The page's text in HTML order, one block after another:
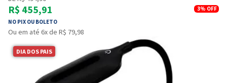
R$ 455,91
NO PIX OU BOLETO
3% OFF
Ou em até 6x de R$ 79,98
DIA DOS PAIS